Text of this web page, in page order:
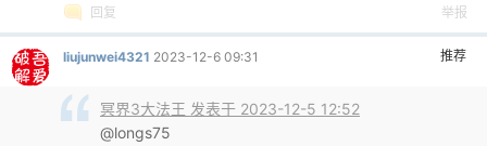
回复 举报
推荐
liujunwei4321 2023-12-6 09:31
冥界3大法王 发表于 2023-12-5 12:52
@longs75